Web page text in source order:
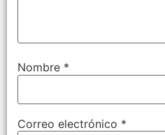
Nombre *
Correo electrónico *